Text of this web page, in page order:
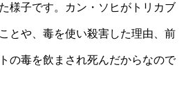
様子です。カン・ソヒがトリカブ
とや、毒を使い殺害した理由、前
の毒を飲まされ死んだからなので